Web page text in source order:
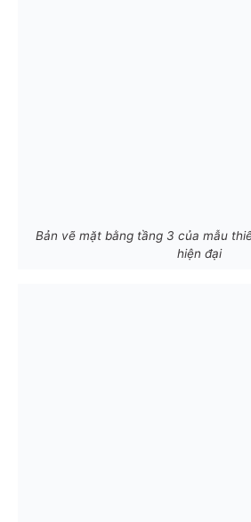
Bản vẽ mặt bằng tầng 3 của mẫu
hiện đại